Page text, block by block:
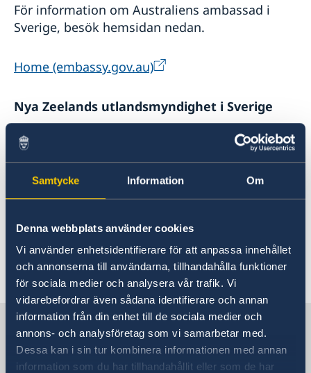
Samtycke Information Om
Denna webbplats använder cookies
Vi använder enhetsidentifierare för att anpassa innehållet
och annonserna till användarna, tillhandahålla funktioner
för sociala medier och analysera vår trafik. Vi
vidarebefordrar även sådana identifierare och annan
information från din enhet till de sociala medier och
annons- och analysföretag som vi samarbetar med.
Dessa kan i sin tur kombinera informationen med annan
information som du har tillhandahållit eller som de har
För information om Australiens ambassad i
Sverige, besök hemsidan nedan.
Home (embassy.gov.au)
Nya Zeelands utlandsmyndighet i Sverige
För information om Nya Zeelands ambassad i
Sverige, besök hemsidan nedan.
New Zealand Embassy to Sweden | New
Zealand Ministry of Foreign Affairs and Trade
(mfat.govt.nz)
Senast uppdaterad 14 sep. 2022, 15.00
Sverige i Australien